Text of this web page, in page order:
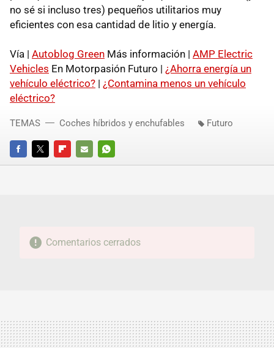
no sé si incluso tres) pequeños utilitarios muy
eficientes con esa cantidad de litio y energía.
Vía | Autoblog Green Más información | AMP Electric
Vehicles En Motorpasión Futuro | ¿Ahorra energía un
vehículo eléctrico? | ¿Contamina menos un vehículo
eléctrico?
FACEBOOKTWITTERFLIPBOARD
E-
WHATSAPP
TEMAS Coches híbridos y enchufables Futuro
Comentarios cerrados